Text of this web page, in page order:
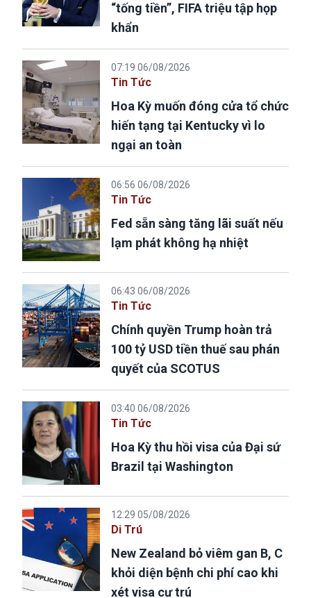
“tống tiền”, FIFA triệu tập họp
khẩn
07:19 06/08/2026
Tin Tức
Hoa Kỳ muốn đóng cửa tổ chức
hiến tạng tại Kentucky vì lo
ngại an toàn
06:56 06/08/2026
Tin Tức
Fed sẵn sàng tăng lãi suất nếu
lạm phát không hạ nhiệt
06:43 06/08/2026
Tin Tức
Chính quyền Trump hoàn trả
100 tỷ USD tiền thuế sau phán
quyết của SCOTUS
03:40 06/08/2026
Tin Tức
Hoa Kỳ thu hồi visa của Đại sứ
Brazil tại Washington
12:29 05/08/2026
Di Trú
New Zealand bỏ viêm gan B, C
khỏi diện bệnh chi phí cao khi
xét visa cư trú